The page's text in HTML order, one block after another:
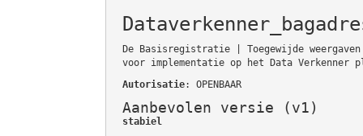
De Basisregistratie | Toegewijde
voor implementatie op het Data Verkenner
Autorisatie: OPENBAAR
Aanbevolen versie (v1)
stabiel